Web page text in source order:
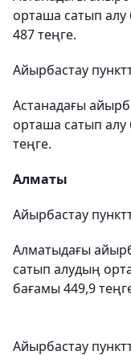
орташа сатып алу
487 теңге.
Айырбастау
Астанадағы
орташа сатып алу
теңге.
Алматы
Айырбастау
Алматыдағы
сатып алудың
бағамы 449,9
Айырбастау